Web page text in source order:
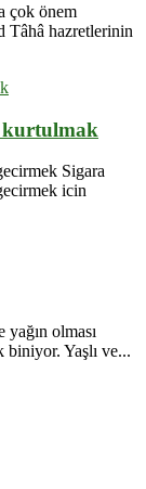
çok önem
Tâhâ hazretlerinin
kurtulmak
Sigara
icin
olması
biniyor. Yaşlı ve...